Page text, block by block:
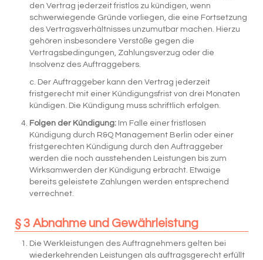
den Vertrag jederzeit fristlos zu kündigen, wenn
schwerwiegende Gründe vorliegen, die eine Fortsetzung
des Vertragsverhältnisses unzumutbar machen. Hierzu
gehören insbesondere Verstöße gegen die
Vertragsbedingungen, Zahlungsverzug oder die
Insolvenz des Auftraggebers.
c. Der Auftraggeber kann den Vertrag jederzeit
fristgerecht mit einer Kündigungsfrist von drei Monaten
kündigen. Die Kündigung muss schriftlich erfolgen.
Folgen der Kündigung: Im Falle einer fristlosen
Kündigung durch R&Q Management Berlin oder einer
fristgerechten Kündigung durch den Auftraggeber
werden die noch ausstehenden Leistungen bis zum
Wirksamwerden der Kündigung erbracht. Etwaige
bereits geleistete Zahlungen werden entsprechend
verrechnet.
§ 3 Abnahme und Gewährleistung
Die Werkleistungen des Auftragnehmers gelten bei
wiederkehrenden Leistungen als auftragsgerecht erfüllt